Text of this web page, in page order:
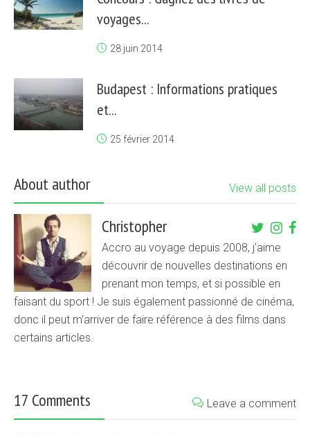
voyages...
28 juin 2014
Budapest : Informations pratiques
et...
25 février 2014
About author View all posts
Christopher
Accro au voyage depuis 2008, j'aime
découvrir de nouvelles destinations en
prenant mon temps, et si possible en
faisant du sport ! Je suis également passionné de cinéma,
donc il peut m'arriver de faire référence à des films dans
certains articles.
17 Comments Leave a comment